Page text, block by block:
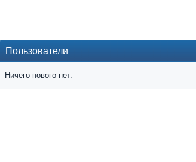
Пользователи
Ничего нового нет.